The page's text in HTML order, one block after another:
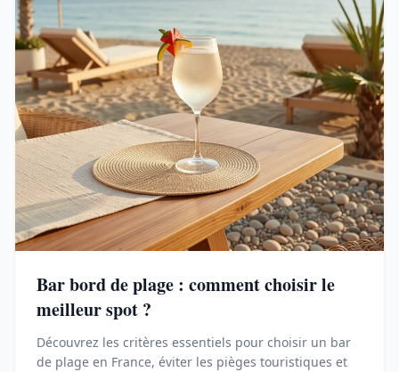
Bar bord de plage : comment choisir le
meilleur spot ?
Découvrez les critères essentiels pour choisir un bar
de plage en France, éviter les pièges touristiques et